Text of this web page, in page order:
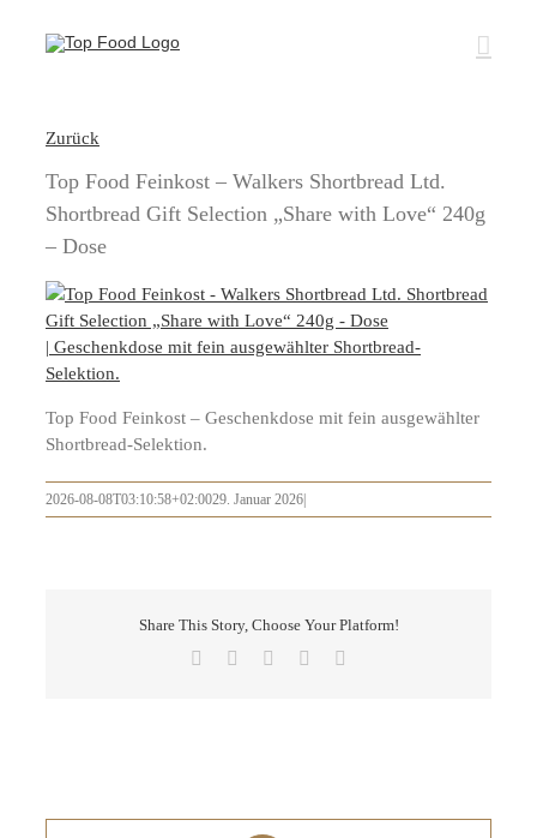
Inhalt
Zurück
Top Food Feinkost – Walkers Shortbread Ltd.
Shortbread Gift Selection „Share with Love“ 240g
– Dose
Top Food Feinkost – Geschenkdose mit fein ausgewählter
Shortbread-Selektion.
2026-08-08T03:10:58+02:0029. Januar 2026
Share This Story, Choose Your Platform!
Facebook LinkedInPinterest